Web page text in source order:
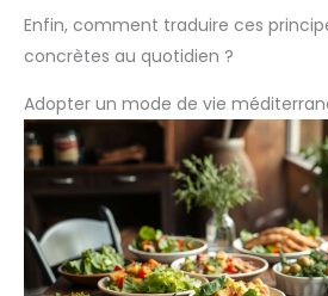
Enfin, comment traduire ces
concrètes au quotidien ?
Adopter un mode de vie